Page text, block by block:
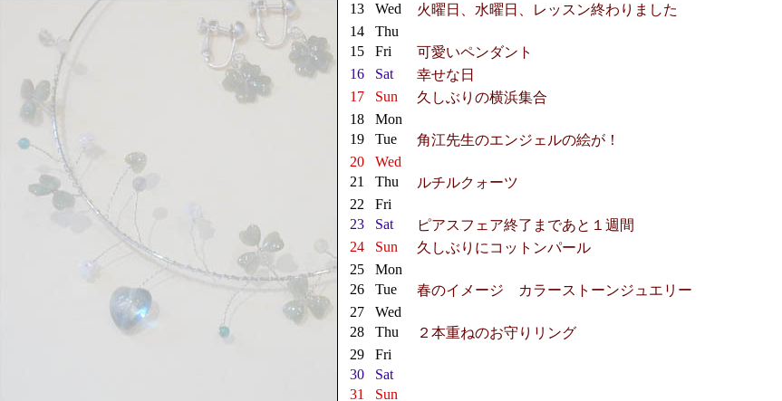
13
Wed
火曜日、水曜日、レッスン終わりました
14
Thu
15
Fri
可愛いペンダント
16
Sat
幸せな日
17
Sun
久しぶりの横浜集合
18
Mon
19
Tue
角江先生のエンジェルの絵が！
20
Wed
21
Thu
ルチルクォーツ
22
Fri
23
Sat
ピアスフェア終了まであと１週間
24
Sun
久しぶりにコットンパール
25
Mon
26
Tue
春のイメージ カラーストーンジュエリー
27
Wed
28
Thu
２本重ねのお守りリング
29
Fri
30
Sat
31
Sun